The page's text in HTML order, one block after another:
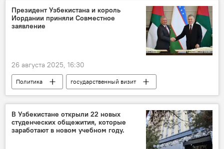
Президент Узбекистана и король
Иордании приняли Совместное
заявление
26 августа 2025, 16:30
Политика
государственный визит
Иордания
Узбекистан
подписание документов
Шавкат Мирзиёев
В Узбекистане открыли 22 новых
студенческих общежития, которые
заработают в новом учебном году.